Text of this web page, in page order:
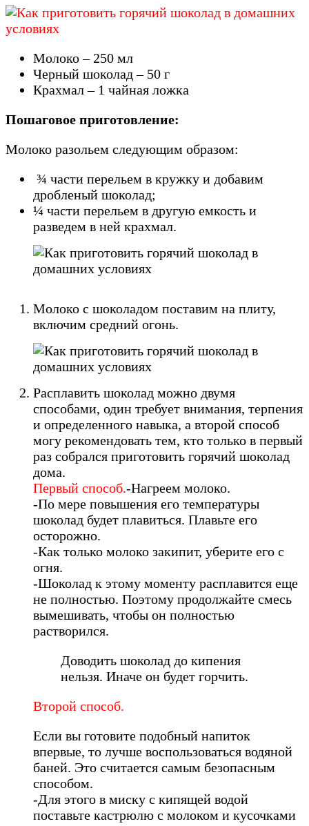
Молоко – 250 мл
Черный шоколад – 50 г
Крахмал – 1 чайная ложка
Пошаговое приготовление:
Молоко разольем следующим образом:
¾ части перельем в кружку и добавим
дробленый шоколад;
¼ части перельем в другую емкость и
разведем в ней крахмал.
Молоко с шоколадом поставим на плиту,
включим средний огонь.
Расплавить шоколад можно двумя
способами, один требует внимания, терпения
и определенного навыка, а второй способ
могу рекомендовать тем, кто только в первый
раз собрался приготовить горячий шоколад
дома.
Первый способ.-Нагреем молоко.
-По мере повышения его температуры
шоколад будет плавиться. Плавьте его
осторожно.
-Как только молоко закипит, уберите его с
огня.
-Шоколад к этому моменту расплавится еще
не полностью. Поэтому продолжайте смесь
вымешивать, чтобы он полностью
растворился.
Доводить шоколад до кипения
нельзя. Иначе он будет горчить.
Второй способ.
Если вы готовите подобный напиток
впервые, то лучше воспользоваться водяной
баней. Это считается самым безопасным
способом.
-Для этого в миску с кипящей водой
поставьте кастрюлю с молоком и кусочками